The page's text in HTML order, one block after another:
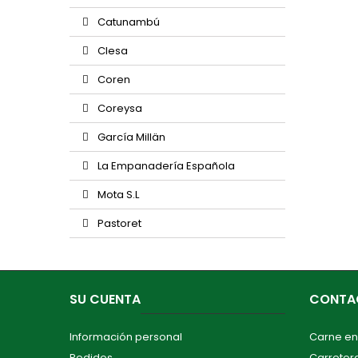
Catunambú
Clesa
Coren
Coreysa
García Millän
La Empanadería Española
Mota S.L
Pastoret
SU CUENTA
Información personal
Carne